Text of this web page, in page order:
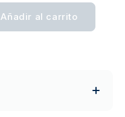
Añadir al carrito